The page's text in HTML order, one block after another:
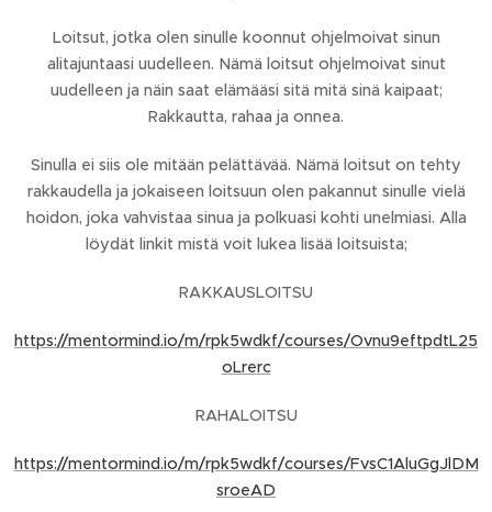
Loitsut, jotka olen sinulle koonnut ohjelmoivat sinun
alitajuntaasi uudelleen. Nämä loitsut ohjelmoivat sinut
uudelleen ja näin saat elämääsi sitä mitä sinä kaipaat;
Rakkautta, rahaa ja onnea.
Sinulla ei siis ole mitään pelättävää. Nämä loitsut on tehty
rakkaudella ja jokaiseen loitsuun olen pakannut sinulle vielä
hoidon, joka vahvistaa sinua ja polkuasi kohti unelmiasi. Alla
löydät linkit mistä voit lukea lisää loitsuista;
RAKKAUSLOITSU
https://mentormind.io/m/rpk5wdkf/courses/Ovnu9eftpdtL25
oLrerc
RAHALOITSU
https://mentormind.io/m/rpk5wdkf/courses/FvsC1AluGgJlDM
sroeAD